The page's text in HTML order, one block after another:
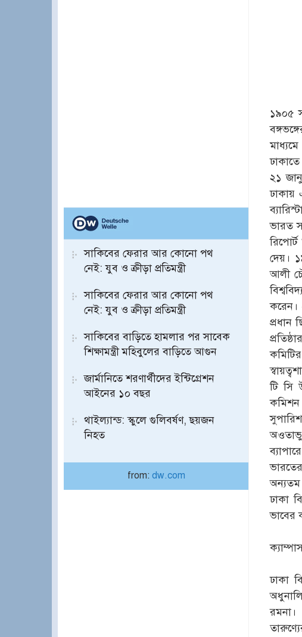
সাকিবের ফেরার আর কোনো পথ
নেই: যুব ও ক্রীড়া প্রতিমন্ত্রী
সাকিবের ফেরার আর কোনো পথ
নেই: যুব ও ক্রীড়া প্রতিমন্ত্রী
সাকিবের বাড়িতে হামলার পর সাবেক
শিক্ষামন্ত্রী মহিবুলের বাড়িতে আগুন
জার্মানিতে শরণার্থীদের ইন্টিগ্রেশন
আইনের ১০ বছর
থাইল্যান্ড: স্কুলে গুলিবর্ষণ, ছয়জন
নিহত
from: dw.com
১৯০৫
২১
ঢাকায়
ভারত
দেয়।
আলী
করেন।
প্রধান
টি সি
কমিশন
অন্যতম
ঢাকা
ভাবের
ঢাকা
রমনা।